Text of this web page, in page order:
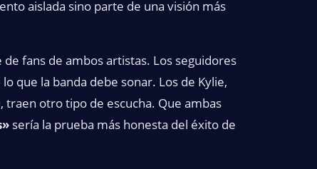
aislada sino parte de una visión más
fans de ambos artistas. Los seguidores
que la banda debe sonar. Los de Kylie,
, traen otro tipo de escucha. Que ambas
sería la prueba más honesta del éxito de